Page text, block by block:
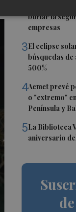
La
burlar la
empresas
3El eclipse
búsquedas
500%
4Aemet prevé
o "extremo"
Península y
5La Biblioteca
aniversario